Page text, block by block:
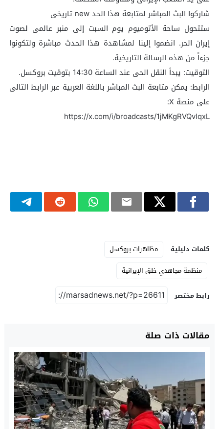
شاركوا البث المباشر لمتابعة هذا الحد new تاریخی
ستتحول ساحة الأتومیوم یوم السبت إلى منبر عالمی لصوت
إیران الحر. انضموا إلینا لمشاهدة هذا الحدث مباشرة ولتکونوا
جزءاً من هذه الرسالة التاریخیة.
التوقیت: یبدأ النقل الحی عند الساعة 14:30 بتوقیت بروکسل.
الرابط: یمکن متابعة البث المباشر باللغة العربیة عبر الرابط التالی
على منصة X:
https://x.com/i/broadcasts/1jMKgRVQvlqxL
كلمات دليلية
مظاهرات بروكسل
منظمة مجاهدي خلق الإيرانية
رابط مختصر
مقالات ذات صلة